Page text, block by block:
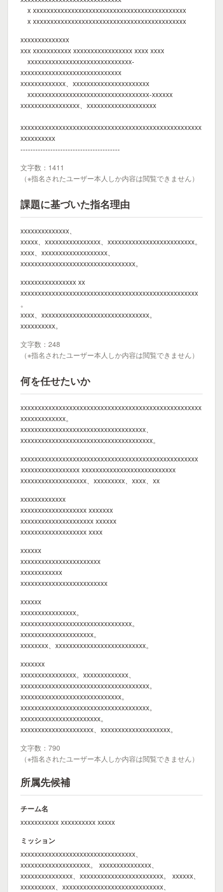
x xxxxxxxxxxxxxxxxxxxxxxxxxxxxxxxxxxxxxxxxxxxx
x xxxxxxxxxxxxxxxxxxxxxxxxxxxxxxxxxxxxxxxxxxxx
xxxxxxxxxxxxxx
xxx xxxxxxxxxxx xxxxxxxxxxxxxxxxx xxxx xxxx
xxxxxxxxxxxxxxxxxxxxxxxxxxxxxx-
xxxxxxxxxxxxxxxxxxxxxxxxxxxxx
xxxxxxxxxxxxx、xxxxxxxxxxxxxxxxxxxxxx
xxxxxxxxxxxxxxxxxxxxxxxxxxxxxxxxxxx-xxxxxx
xxxxxxxxxxxxxxxxx、xxxxxxxxxxxxxxxxxxxx
xxxxxxxxxxxxxxxxxxxxxxxxxxxxxxxxxxxxxxxxxxxxxxxxxxxx
xxxxxxxxxx
----------------------------------------
文字数：1411
（※指名されたユーザー本人しか内容は閲覧できません）
課題に基づいた指名理由
xxxxxxxxxxxxxx、
xxxxx、xxxxxxxxxxxxxxxx、xxxxxxxxxxxxxxxxxxxxxxxxx。
xxxx、xxxxxxxxxxxxxxxxxxx、
xxxxxxxxxxxxxxxxxxxxxxxxxxxxxxxxx。
xxxxxxxxxxxxxxxx xx
xxxxxxxxxxxxxxxxxxxxxxxxxxxxxxxxxxxxxxxxxxxxxxxxxxx
。
xxxx、xxxxxxxxxxxxxxxxxxxxxxxxxxxxxxx。
xxxxxxxxxx。
文字数：248
（※指名されたユーザー本人しか内容は閲覧できません）
何を任せたいか
xxxxxxxxxxxxxxxxxxxxxxxxxxxxxxxxxxxxxxxxxxxxxxxxxxxx
xxxxxxxxxxxxx。
xxxxxxxxxxxxxxxxxxxxxxxxxxxxxxxxxxxx、
xxxxxxxxxxxxxxxxxxxxxxxxxxxxxxxxxxxxxx。
xxxxxxxxxxxxxxxxxxxxxxxxxxxxxxxxxxxxxxxxxxxxxxxxxxx
xxxxxxxxxxxxxxxxx xxxxxxxxxxxxxxxxxxxxxxxxxxx
xxxxxxxxxxxxxxxxxxx、xxxxxxxxx、xxxx、xx
xxxxxxxxxxxxx
xxxxxxxxxxxxxxxxxxx xxxxxxx
xxxxxxxxxxxxxxxxxxxxx xxxxxx
xxxxxxxxxxxxxxxxxxx xxxx
xxxxxx
xxxxxxxxxxxxxxxxxxxxxxx
xxxxxxxxxxxx
xxxxxxxxxxxxxxxxxxxxxxxxx
xxxxxx
xxxxxxxxxxxxxxxx。
xxxxxxxxxxxxxxxxxxxxxxxxxxxxxxxx。
xxxxxxxxxxxxxxxxxxxxx。
xxxxxxxx、xxxxxxxxxxxxxxxxxxxxxxxxxx。
xxxxxxx
xxxxxxxxxxxxxxxx。xxxxxxxxxxxxx、
xxxxxxxxxxxxxxxxxxxxxxxxxxxxxxxxxxxxx。
xxxxxxxxxxxxxxxxxxxxxxxxxxxxx。
xxxxxxxxxxxxxxxxxxxxxxxxxxxxxxxxxxxxx。
xxxxxxxxxxxxxxxxxxxxxxx。
xxxxxxxxxxxxxxxxxxxxx、xxxxxxxxxxxxxxxxxxxx。
文字数：790
（※指名されたユーザー本人しか内容は閲覧できません）
所属先候補
チーム名
xxxxxxxxxxx xxxxxxxxxx xxxxx
ミッション
xxxxxxxxxxxxxxxxxxxxxxxxxxxxxxxxx、
xxxxxxxxxxxxxxxxxxxx。 xxxxxxxxxxxxxxx、
xxxxxxxxxxxxxxx、xxxxxxxxxxxxxxxxxxxxxxxx。 xxxxxx、
xxxxxxxxxx、xxxxxxxxxxxxxxxxxxxxxxxxxxxxx、